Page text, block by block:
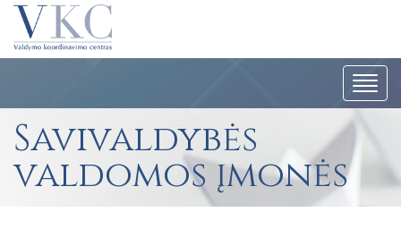
Savivaldybės
valdomos įmonės